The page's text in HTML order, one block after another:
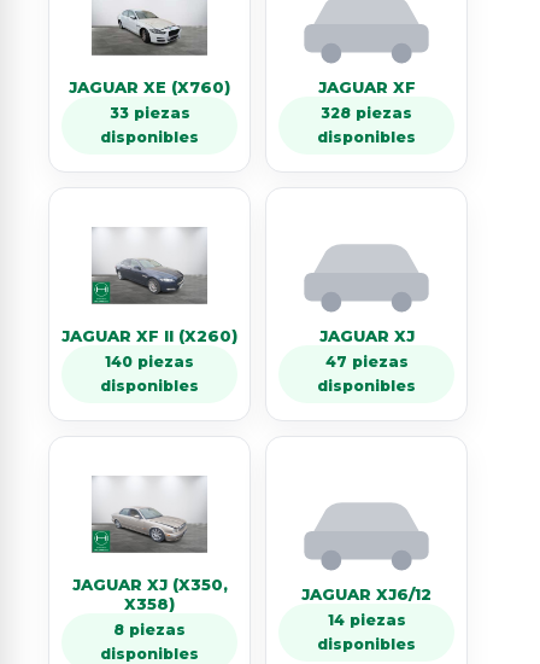
JAGUAR XE (X760)
33 piezas
disponibles
JAGUAR XF
328 piezas
disponibles
JAGUAR XF II (X260)
140 piezas
disponibles
JAGUAR XJ
47 piezas
disponibles
JAGUAR XJ (X350,
X358)
8 piezas
disponibles
JAGUAR XJ6/12
14 piezas
disponibles